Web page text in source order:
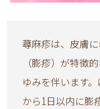
蕁麻疹は、皮膚
（膨疹）が特徴
ゆみを伴います
から1日以内に膨